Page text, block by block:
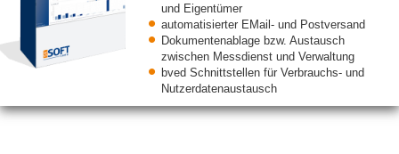
und Eigentümer
automatisierter EMail- und Postversand
Dokumentenablage bzw. Austausch
zwischen Messdienst und Verwaltung
bved Schnittstellen für Verbrauchs- und
Nutzerdatenaustausch